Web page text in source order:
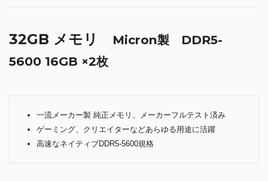
32GB メモリ
Micron製 DDR5-
5600 16GB ×2枚
一流メーカー製 純正メモリ、メーカーフルテスト済み
ゲーミング、クリエイターなどあらゆる用途に活躍
高速なネイティブDDR5-5600規格